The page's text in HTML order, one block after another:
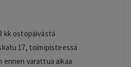
kk ostopäivästä
17, toimipisteessä
ennen varattua aikaa